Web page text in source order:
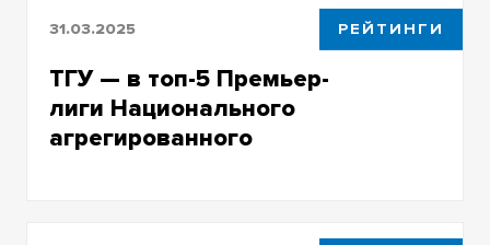
31.03.2025 РЕЙТИНГИ
ТГУ — в топ-5 Премьер-
лиги Национального
агрегированного